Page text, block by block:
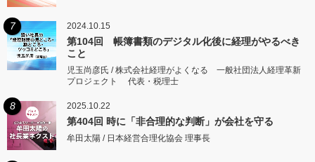
7 2024.10.15
第104回 帳簿書類のデジタル化後に経理がやるべき
こと
児玉尚彦氏 / 株式会社経理がよくなる 一般社団法人経理革新
プロジェクト 代表・税理士
8 2025.10.22
第404回 時に「非合理的な判断」が会社を守る
牟田太陽 / 日本経営合理化協会 理事長